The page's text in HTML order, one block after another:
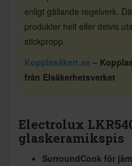
enligt gällande regelverk.
produkter helt eller delvis
stickpropp.
Kopplasäkert.se –
från Elsäkerhetsverket
Electrolux
glaskeramikspis
SurroundCook för